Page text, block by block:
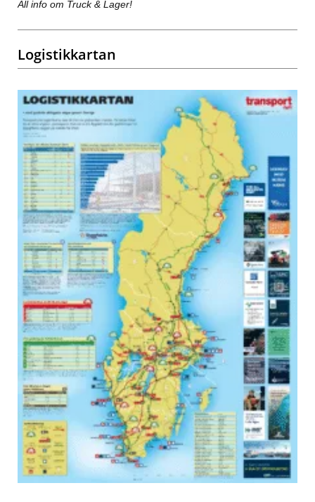
All info om Truck & Lager!
Logistikkartan